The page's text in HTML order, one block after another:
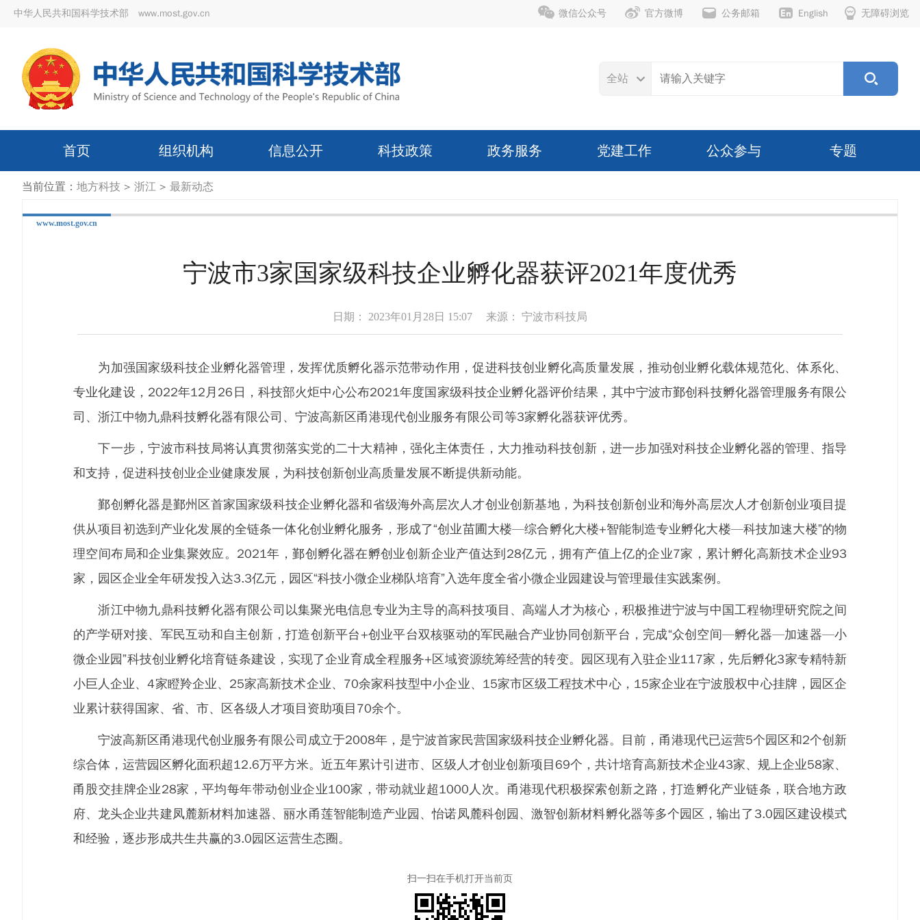
中华人民共和国科学技术部 www.most.gov.cn 无障碍浏览
English
公务邮箱
官方微博
微信公众号
全站
首页 组织机构 信息公开 科技政策 政务服务 党建工作 公众参与 专题
当前位置： 地方科技 > 浙江 > 最新动态
www.most.gov.cn
宁波市3家国家级科技企业孵化器获评2021年度优秀
日期： 2023年01月28日 15:07 来源： 宁波市科技局
为加强国家级科技企业孵化器管理，发挥优质孵化器示范带动作用，促进科技创业孵化高质量发展，推动创业孵化载体规范化、体系化、
专业化建设，2022年12月26日，科技部火炬中心公布2021年度国家级科技企业孵化器评价结果，其中宁波市鄞创科技孵化器管理服务有限公
司、浙江中物九鼎科技孵化器有限公司、宁波高新区甬港现代创业服务有限公司等3家孵化器获评优秀。
下一步，宁波市科技局将认真贯彻落实党的二十大精神，强化主体责任，大力推动科技创新，进一步加强对科技企业孵化器的管理、指导
和支持，促进科技创业企业健康发展，为科技创新创业高质量发展不断提供新动能。
鄞创孵化器是鄞州区首家国家级科技企业孵化器和省级海外高层次人才创业创新基地，为科技创新创业和海外高层次人才创新创业项目提
供从项目初选到产业化发展的全链条一体化创业孵化服务，形成了“创业苗圃大楼—综合孵化大楼+智能制造专业孵化大楼—科技加速大楼”的物
理空间布局和企业集聚效应。2021年，鄞创孵化器在孵创业创新企业产值达到28亿元，拥有产值上亿的企业7家，累计孵化高新技术企业93
家，园区企业全年研发投入达3.3亿元，园区“科技小微企业梯队培育”入选年度全省小微企业园建设与管理最佳实践案例。
浙江中物九鼎科技孵化器有限公司以集聚光电信息专业为主导的高科技项目、高端人才为核心，积极推进宁波与中国工程物理研究院之间
的产学研对接、军民互动和自主创新，打造创新平台+创业平台双核驱动的军民融合产业协同创新平台，完成“众创空间—孵化器—加速器—小
微企业园”科技创业孵化培育链条建设，实现了企业育成全程服务+区域资源统筹经营的转变。园区现有入驻企业117家，先后孵化3家专精特新
小巨人企业、4家瞪羚企业、25家高新技术企业、70余家科技型中小企业、15家市区级工程技术中心，15家企业在宁波股权中心挂牌，园区企
业累计获得国家、省、市、区各级人才项目资助项目70余个。
宁波高新区甬港现代创业服务有限公司成立于2008年，是宁波首家民营国家级科技企业孵化器。目前，甬港现代已运营5个园区和2个创新
综合体，运营园区孵化面积超12.6万平方米。近五年累计引进市、区级人才创业创新项目69个，共计培育高新技术企业43家、规上企业58家、
甬股交挂牌企业28家，平均每年带动创业企业100家，带动就业超1000人次。甬港现代积极探索创新之路，打造孵化产业链条，联合地方政
府、龙头企业共建凤麓新材料加速器、丽水甬莲智能制造产业园、怡诺凤麓科创园、激智创新材料孵化器等多个园区，输出了3.0园区建设模式
和经验，逐步形成共生共赢的3.0园区运营生态圈。
扫一扫在手机打开当前页